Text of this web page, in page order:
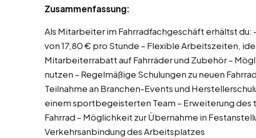
Zusammenfassung:
Als Mitarbeiter im Fahrradfachgeschäft erhältst
von 17,80 € pro Stunde – Flexible Arbeitszeiten,
Mitarbeiterrabatt auf Fahrräder und Zubehör –
nutzen – Regelmäßige Schulungen zu neuen
Teilnahme an Branchen-Events und
einem sportbegeisterten Team – Erweiterung des
Fahrrad – Möglichkeit zur Übernahme in
Verkehrsanbindung des Arbeitsplatzes